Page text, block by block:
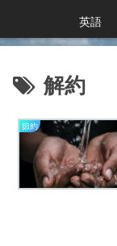
英語
解約
節約